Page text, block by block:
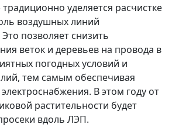
уделяется расчистке
воздушных линий
позволяет снизить
веток и деревьев на провода в
погодных условий и
тем самым обеспечивая
В этом году от
растительности будет
вдоль ЛЭП.